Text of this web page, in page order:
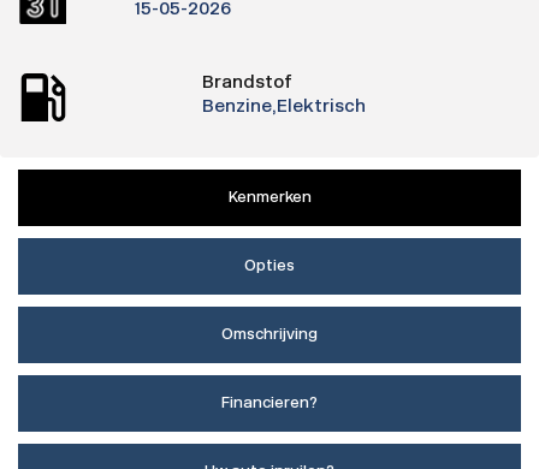
15-05-2026
Brandstof
Benzine,Elektrisch
Kenmerken
Opties
Omschrijving
Financieren?